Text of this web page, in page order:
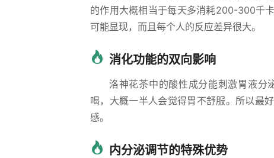
的作用大概相当于每天多消耗200-300千
可能显现，而且每个人的反应差异很大。
消化功能的双向影响
洛神花茶中的酸性成分能刺激胃液分
喝，大概一半人会觉得胃不舒服。所以最
感。
内分泌调节的特殊优势